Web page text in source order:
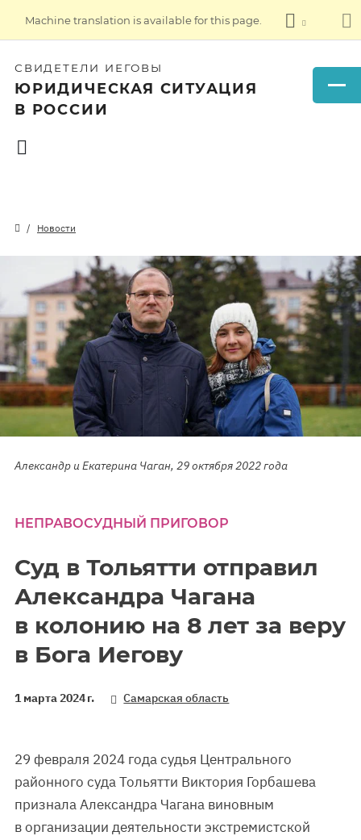
Machine translation is available for this page.
СВИДЕТЕЛИ ИЕГОВЫ
ЮРИДИЧЕСКАЯ СИТУАЦИЯ
В РОССИИ
Новости
Александр и Екатерина Чаган, 29 октября 2022 года
НЕПРАВОСУДНЫЙ ПРИГОВОР
Суд в Тольятти отправил
Александра Чагана
в колонию на 8 лет за веру
в Бога Иегову
1 марта 2024 г. Самарская область
29 февраля 2024 года судья Центрального
районного суда Тольятти Виктория Горбашева
признала Александра Чагана виновным
в организации деятельности экстремистской